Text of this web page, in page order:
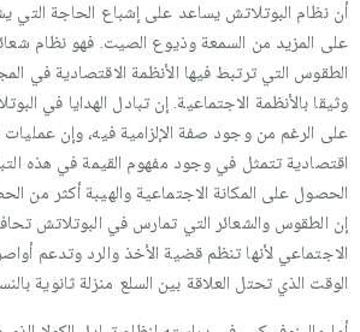
أن نظام البوتلاتش يساعد على إشباع الحاجة
على المزيد من السمعة وذيوع الصيت. فهو نظام
الطقوس التي ترتبط فيها الأنظمة الاقتصادية في
وثيقا بالأنظمة الاجتماعية. إن تبادل الهدايا في
على الرغم من وجود صفة الإلزامية فيه، وإن عمليات
اقتصادية تتمثل في وجود مفهوم القيمة في هذه
الحصول على المكانة الاجتماعية والهيبة أكثر من
إن الطقوس والشعائر التي تمارس في البوتلاتش
الاجتماعي لأنها تنظم قضية الأخذ والرد وتدعم
الوقت الذي تحتل العلاقة بين السلع منزلة ثانوية